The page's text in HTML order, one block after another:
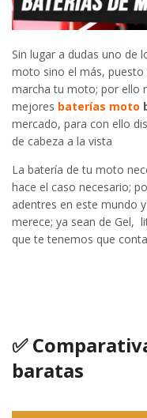
Sin lugar a dudas uno de
moto sino el más, puesto
marcha tu moto; por ello
mejores baterías moto
mercado, para con ello
de cabeza a la vista
La batería de tu moto
hace el caso necesario;
adentres en este mundo
merece; ya sean de Gel,
que te tenemos que
✅
baratas